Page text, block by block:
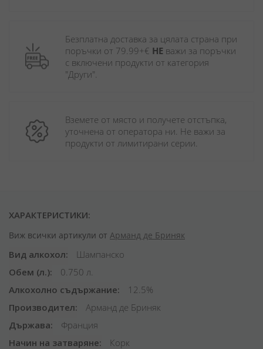
Безплатна доставка за цялата страна при
поръчки от 79.99+€ НЕ важи за поръчки
с включени продукти от категория
"Други".
Вземете от място и получете отстъпка,
уточнена от оператора ни. Не важи за
продукти от лимитирани серии.
ХАРАКТЕРИСТИКИ:
Виж всички артикули от Арманд де Бриняк
Вид алкохол
Шампанско
Обем (л.)
0.750 л.
Алкохолно съдържание
12.5%
Производител
Арманд де Бриняк
Държава
Франция
Начин на затваряне
Корк